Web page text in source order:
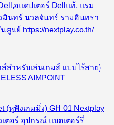
ส์สำหรับเล่นเกมส์ แบบไร้สาย)
AIMPOINT